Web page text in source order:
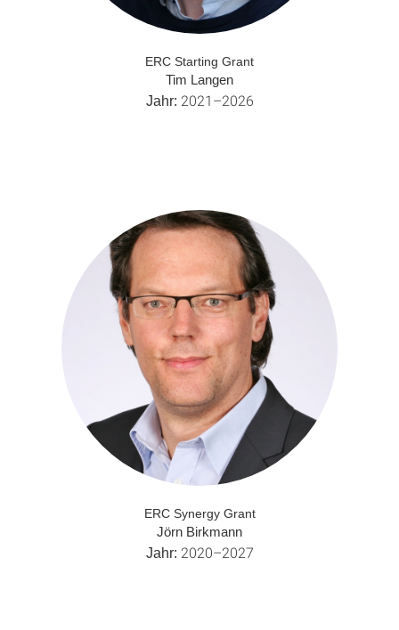
ERC Starting Grant
Tim Langen
Jahr: 2021–2026
ERC Synergy Grant
Jörn Birkmann
Jahr: 2020–2027